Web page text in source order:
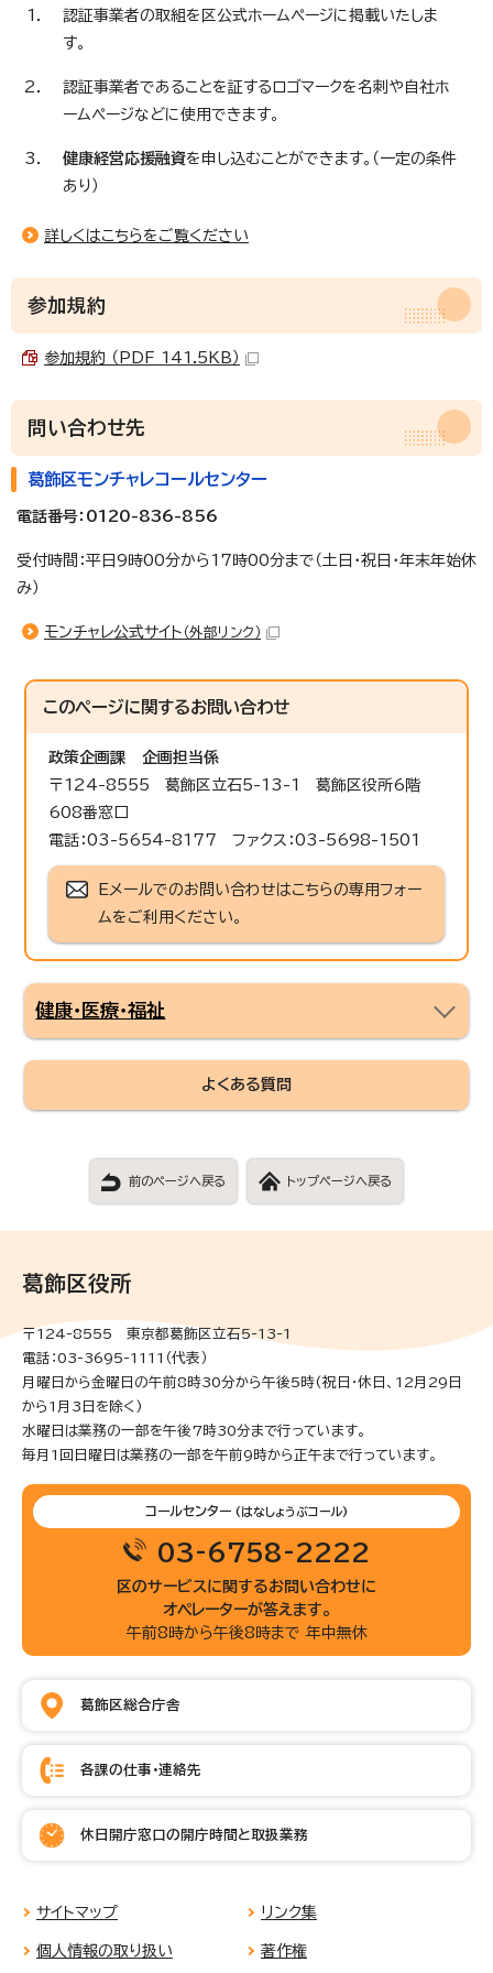
認証事業者の取組を区公式ホームページに掲載いたしま
す。
認証事業者であることを証するロゴマークを名刺や自社ホ
ームページなどに使用できます。
健康経営応援融資を申し込むことができます。（一定の条件
あり）
詳しくはこちらをご覧ください
参加規約
参加規約 （PDF 141.5KB）
問い合わせ先
葛飾区モンチャレコールセンター
電話番号：0120-836-856
受付時間：平日9時00分から17時00分まで（土日・祝日・年末年始休
み）
モンチャレ公式サイト （外部リンク）
このページに関するお問い合わせ
政策企画課
企画担当係
〒124-8555 葛飾区立石5-13-1 葛飾区役所6階
608番窓口
電話：03-5654-8177 ファクス：03-5698-1501
Eメールでのお問い合わせはこちらの専用フォー
ムをご利用ください。
健康・医療・福祉
よくある質問
前のページへ戻る トップページへ戻る
葛飾区役所
〒124-8555 東京都葛飾区立石5-13-1
電話：03-3695-1111（代表）
月曜日から金曜日の午前8時30分から午後5時(祝日・休日、12月29日
から1月3日を除く)
水曜日は業務の一部を午後7時30分まで行っています。
毎月1回日曜日は業務の一部を午前9時から正午まで行っています。
コールセンター (はなしょうぶコール)
03-6758-2222
区のサービスに関するお問い合わせに
オペレーターが答えます。
午前8時から午後8時まで 年中無休
葛飾区総合庁舎
各課の仕事・連絡先
休日開庁窓口の開庁時間と取扱業務
サイトマップ リンク集
個人情報の取り扱い 著作権